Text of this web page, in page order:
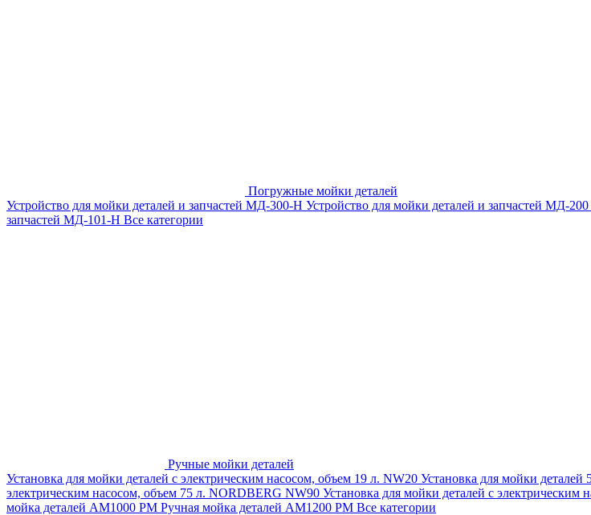
Погружные мойки деталей
Устройство для мойки деталей и запчастей МД-300-H Устройство для мойки деталей и запчастей МД-200
запчастей МД-101-Н Все категории
Ручные мойки деталей
Установка для мойки деталей с электрическим насосом, объем 19 л. NW20 Установка для мойки
электрическим насосом, объем 75 л. NORDBERG NW90 Установка для мойки деталей с
мойка деталей АМ1000 РМ Ручная мойка деталей АМ1200 РМ Все категории